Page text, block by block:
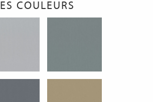
COULEURS